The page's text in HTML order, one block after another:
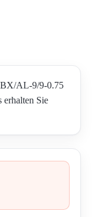
AL-9/9-0.75
erhalten Sie